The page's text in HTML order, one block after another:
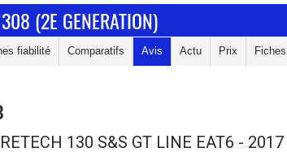
(2E GENERATION)
fiabilité Comparatifs Avis Actu Prix
130 S&S GT LINE EAT6 - 2017